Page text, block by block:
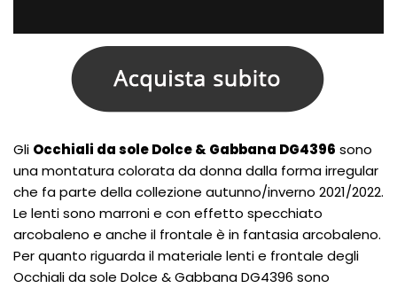
Gli Occhiali da sole Dolce & Gabbana DG4396 sono
una montatura colorata da donna dalla forma irregular
che fa parte della collezione autunno/inverno 2021/2022.
Le lenti sono marroni e con effetto specchiato
arcobaleno e anche il frontale è in fantasia arcobaleno.
Per quanto riguarda il materiale lenti e frontale degli
Occhiali da sole Dolce & Gabbana DG4396 sono